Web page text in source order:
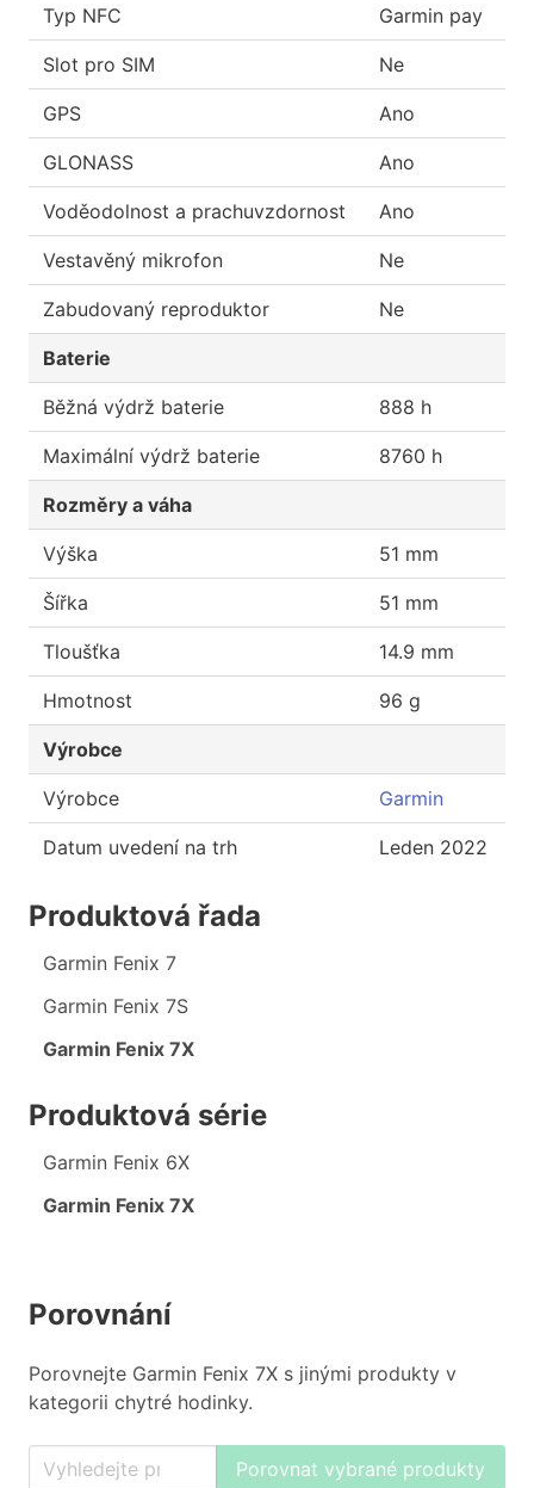
Typ NFC Garmin pay
Slot pro SIM Ne
GPS Ano
GLONASS Ano
Voděodolnost a prachuvzdornost Ano
Vestavěný mikrofon Ne
Zabudovaný reproduktor Ne
Baterie
Běžná výdrž baterie 888 h
Maximální výdrž baterie 8760 h
Rozměry a váha
Výška 51 mm
Šířka 51 mm
Tloušťka 14.9 mm
Hmotnost 96 g
Výrobce
Výrobce Garmin
Datum uvedení na trh Leden 2022
Produktová řada
Garmin Fenix 7
Garmin Fenix 7S
Garmin Fenix 7X
Produktová série
Garmin Fenix 6X
Garmin Fenix 7X
Porovnání
Porovnejte Garmin Fenix 7X s jinými produkty v
kategorii chytré hodinky.
Porovnat vybrané produkty